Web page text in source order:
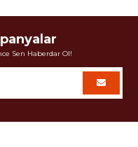
Sen Haberdar Ol!